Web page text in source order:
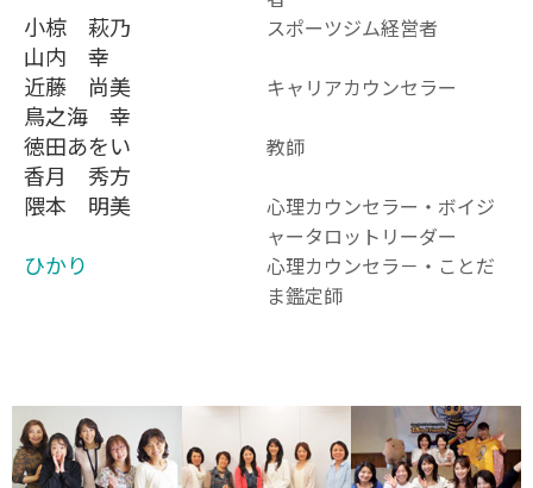
小椋 萩乃 スポーツジム経営者
山内 幸
近藤 尚美
キャリアカウンセラー
鳥之海 幸
徳田あをい
教師
香月 秀方
隈本 明美
心理カウンセラー・ボイジ
ャータロットリーダー
ひかり
心理カウンセラ－・ことだ
ま鑑定師